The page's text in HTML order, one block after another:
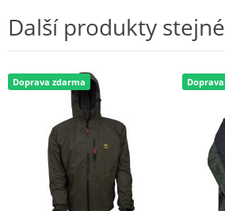
Další produkty
Doprava zdarma